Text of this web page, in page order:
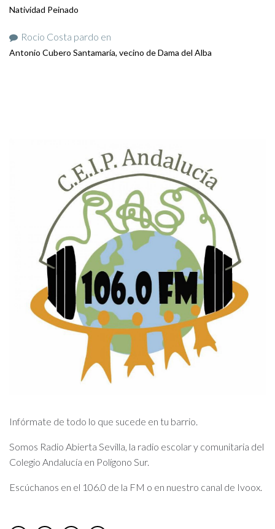
Natividad Peinado
Rocio Costa pardo en
Antonio Cubero Santamaría, vecino de Dama del Alba
Infórmate de todo lo que sucede en tu barrio.
Somos Radio Abierta Sevilla, la radio escolar y comunitaria del
Colegio Andalucía en Polígono Sur.
Escúchanos en el 106.0 de la FM o en nuestro canal de Ivoox.